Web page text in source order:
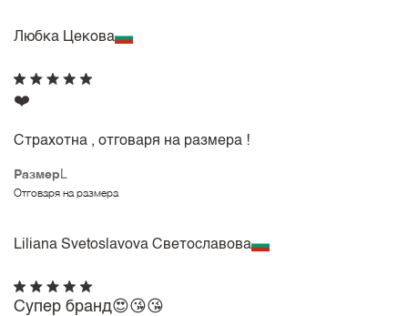
Любка Цекова
Размер L
Отговаря на размера
❤️
Страхотна , отговаря на размера !
Liliana Svetoslavova Светославова
Супер бранд😍😘😘